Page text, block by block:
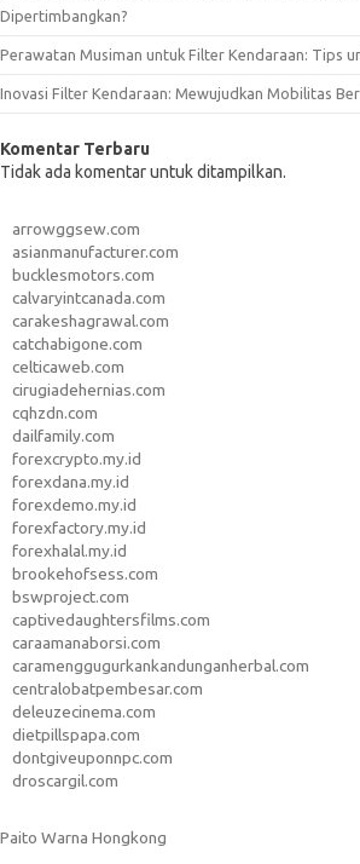
Dipertimbangkan?
Perawatan Musiman untuk Filter Kendaraan: Tips
Inovasi Filter Kendaraan: Mewujudkan Mobilitas
Komentar Terbaru
Tidak ada komentar untuk ditampilkan.
arrowggsew.com
asianmanufacturer.com
bucklesmotors.com
calvaryintcanada.com
carakeshagrawal.com
catchabigone.com
celticaweb.com
cirugiadehernias.com
cqhzdn.com
dailfamily.com
forexcrypto.my.id
forexdana.my.id
forexdemo.my.id
forexfactory.my.id
forexhalal.my.id
brookehofsess.com
bswproject.com
captivedaughtersfilms.com
caraamanaborsi.com
caramenggugurkankandunganherbal.com
centralobatpembesar.com
deleuzecinema.com
dietpillspapa.com
dontgiveuponnpc.com
droscargil.com
Paito Warna Hongkong